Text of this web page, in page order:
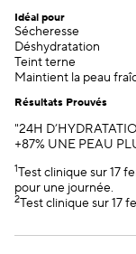
Idéal pour
Sécheresse
Déshydratation
Teint terne
Maintient la peau
Résultats Prouvés
"24H
+87% UNE PEAU
1Test clinique sur 17
pour une journée.
2Test clinique sur 17